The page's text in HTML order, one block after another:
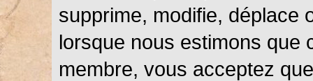
supprime, modifie, déplace
lorsque nous estimons que
membre, vous acceptez